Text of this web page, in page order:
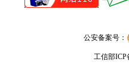
公安备案号：
工信部ICP